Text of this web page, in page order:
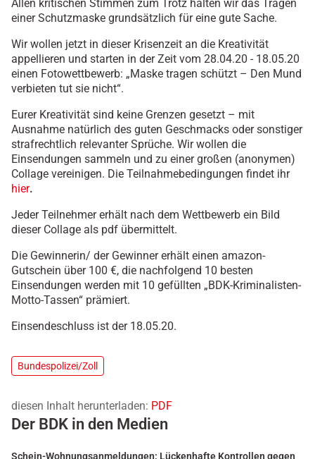
Allen kritischen Stimmen zum Trotz halten wir das Tragen
einer Schutzmaske grundsätzlich für eine gute Sache.
Wir wollen jetzt in dieser Krisenzeit an die Kreativität
appellieren und starten in der Zeit vom 28.04.20 - 18.05.20
einen Fotowettbewerb: „Maske tragen schützt – Den Mund
verbieten tut sie nicht“.
Eurer Kreativität sind keine Grenzen gesetzt – mit
Ausnahme natürlich des guten Geschmacks oder sonstiger
strafrechtlich relevanter Sprüche. Wir wollen die
Einsendungen sammeln und zu einer großen (anonymen)
Collage vereinigen. Die Teilnahmebedingungen findet ihr
hier.
Jeder Teilnehmer erhält nach dem Wettbewerb ein Bild
dieser Collage als pdf übermittelt.
Die Gewinnerin/ der Gewinner erhält einen amazon-
Gutschein über 100 €, die nachfolgend 10 besten
Einsendungen werden mit 10 gefüllten „BDK-Kriminalisten-
Motto-Tassen“ prämiert.
Einsendeschluss ist der 18.05.20.
Bundespolizei/Zoll
diesen Inhalt herunterladen: PDF
Der BDK in den Medien